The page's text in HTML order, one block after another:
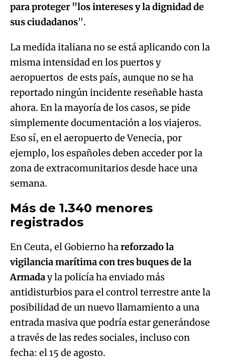
para proteger "los intereses y la dignidad de
sus ciudadanos".
La medida italiana no se está aplicando con la
misma intensidad en los puertos y
aeropuertos de ests país, aunque no se ha
reportado ningún incidente reseñable hasta
ahora. En la mayoría de los casos, se pide
simplemente documentación a los viajeros.
Eso sí, en el aeropuerto de Venecia, por
ejemplo, los españoles deben acceder por la
zona de extracomunitarios desde hace una
semana.
Más de 1.340 menores
registrados
En Ceuta, el Gobierno hareforzado la
vigilancia marítima con tres buques de la
Armaday la policía ha enviado más
antidisturbios para el control terrestre ante la
posibilidad de un nuevo llamamiento a una
entrada masiva que podría estar generándose
a través de las redes sociales, incluso con
fecha: el 15 de agosto.